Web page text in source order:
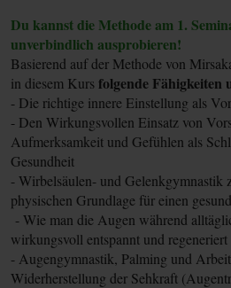
Du kannst die Methode am 1.
unverbindlich ausprobieren!
Basierend auf der Methode von
in diesem Kursfolgende Fähigkeiten
- Die richtige innere Einstellung als
- Den Wirkungsvollen Einsatz von
Aufmerksamkeit und Gefühlen als
Gesundheit
- Wirbelsäulen- und Gelenkgymnastik
physischen Grundlage für einen
- Wie man die Augen während
wirkungsvoll entspannt und regeneriert
- Augengymnastik, Palming und
Widerherstellung der Sehkraft